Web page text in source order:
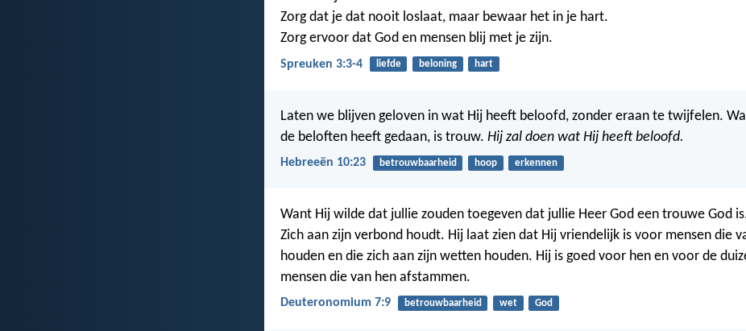
Zorg dat je dat nooit loslaat, maar bewaar het in je hart.
Zorg ervoor dat God en mensen blij met je zijn.
Spreuken 3:3-4 liefde beloning hart
Laten we blijven geloven in wat Hij heeft beloofd, zonder eraan te twijfelen.
de beloften heeft gedaan, is trouw. Hij zal doen wat Hij heeft beloofd.
Hebreeën 10:23 betrouwbaarheid hoop erkennen
Want Hij wilde dat jullie zouden toegeven dat jullie Heer God een trouwe God
Zich aan zijn verbond houdt. Hij laat zien dat Hij vriendelijk is voor mensen die
houden en die zich aan zijn wetten houden. Hij is goed voor hen en voor de
mensen die van hen afstammen.
Deuteronomium 7:9 betrouwbaarheid wet God